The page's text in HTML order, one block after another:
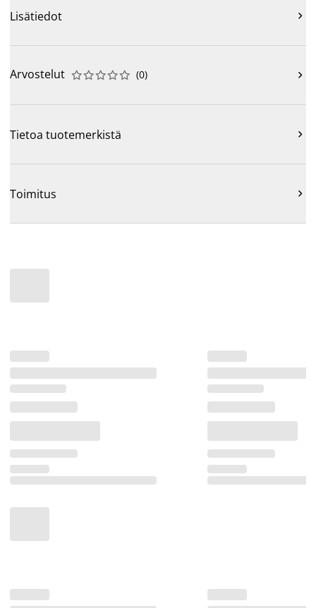
Lisätiedot 
Arvostelut 




 (0) 
Tietoa tuotemerkistä 
Toimitus 